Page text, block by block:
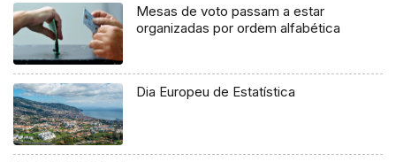
Mesas de voto passam a estar
organizadas por ordem alfabética
Dia Europeu de Estatística